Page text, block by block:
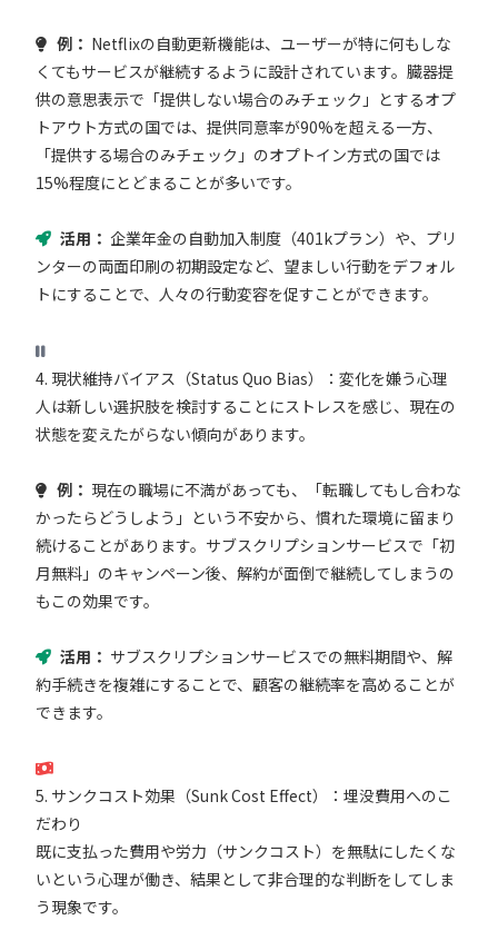
例： Netflixの自動更新機能は、ユーザーが特に何もしな
くてもサービスが継続するように設計されています。臓器提
供の意思表示で「提供しない場合のみチェック」とするオプ
トアウト方式の国では、提供同意率が90%を超える一方、
「提供する場合のみチェック」のオプトイン方式の国では
15%程度にとどまることが多いです。
活用： 企業年金の自動加入制度（401kプラン）や、プリ
ンターの両面印刷の初期設定など、望ましい行動をデフォル
トにすることで、人々の行動変容を促すことができます。
4. 現状維持バイアス（Status Quo Bias）：変化を嫌う心理
人は新しい選択肢を検討することにストレスを感じ、現在の
状態を変えたがらない傾向があります。
例： 現在の職場に不満があっても、「転職してもし合わな
かったらどうしよう」という不安から、慣れた環境に留まり
続けることがあります。サブスクリプションサービスで「初
月無料」のキャンペーン後、解約が面倒で継続してしまうの
もこの効果です。
活用： サブスクリプションサービスでの無料期間や、解
約手続きを複雑にすることで、顧客の継続率を高めることが
できます。
5. サンクコスト効果（Sunk Cost Effect）：埋没費用へのこ
だわり
既に支払った費用や労力（サンクコスト）を無駄にしたくな
いという心理が働き、結果として非合理的な判断をしてしま
う現象です。